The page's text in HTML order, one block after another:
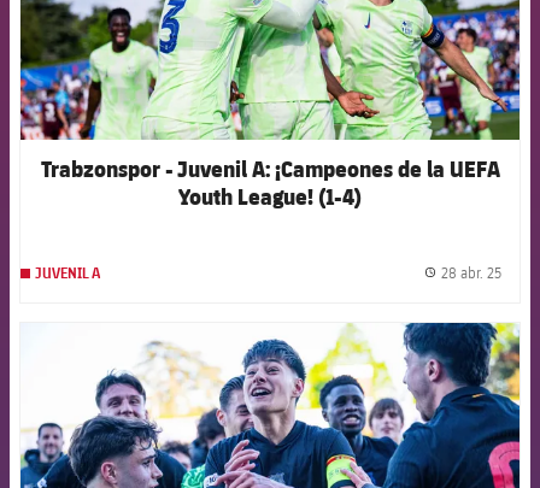
Trabzonspor - Juvenil A: ¡Campeones de la UEFA
Youth League! (1-4)
JUVENIL A 28 abr. 25
FCB Barcelona badge